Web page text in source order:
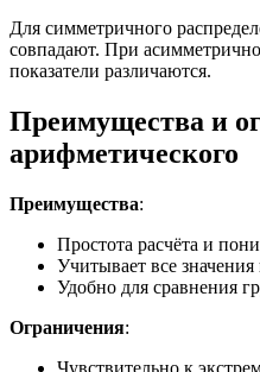
Для симметричного
совпадают. При
показатели различаются.
Преимущества и
арифметического
Преимущества:
Простота расчёта и
Учитывает все значения
Удобно для сравнения
Ограничения: